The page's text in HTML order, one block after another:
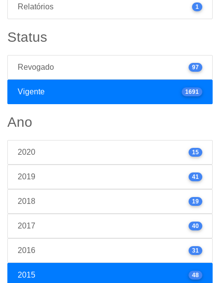
Relatórios 1
Status
Revogado 97
Vigente 1691
Ano
2020 15
2019 41
2018 19
2017 40
2016 31
2015 48